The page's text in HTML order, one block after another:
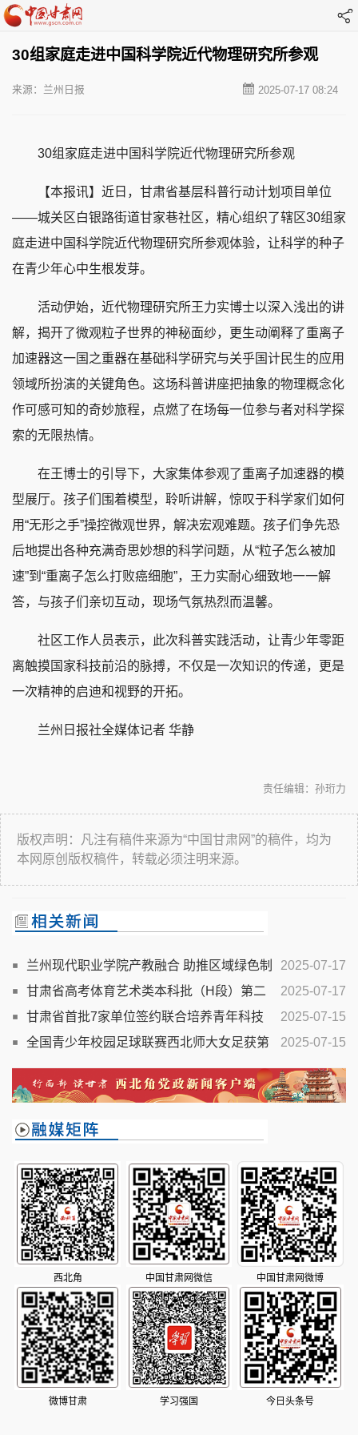
30组家庭走进中国科学院近代物理研究所参观
2025-07-17 08:24
来源：兰州日报
30组家庭走进中国科学院近代物理研究所参观
【本报讯】近日，甘肃省基层科普行动计划项目单位
——城关区白银路街道甘家巷社区，精心组织了辖区30组家
庭走进中国科学院近代物理研究所参观体验，让科学的种子
在青少年心中生根发芽。
活动伊始，近代物理研究所王力实博士以深入浅出的讲
解，揭开了微观粒子世界的神秘面纱，更生动阐释了重离子
加速器这一国之重器在基础科学研究与关乎国计民生的应用
领域所扮演的关键角色。这场科普讲座把抽象的物理概念化
作可感可知的奇妙旅程，点燃了在场每一位参与者对科学探
索的无限热情。
在王博士的引导下，大家集体参观了重离子加速器的模
型展厅。孩子们围着模型，聆听讲解，惊叹于科学家们如何
用“无形之手”操控微观世界，解决宏观难题。孩子们争先恐
后地提出各种充满奇思妙想的科学问题，从“粒子怎么被加
速”到“重离子怎么打败癌细胞”，王力实耐心细致地一一解
答，与孩子们亲切互动，现场气氛热烈而温馨。
社区工作人员表示，此次科普实践活动，让青少年零距
离触摸国家科技前沿的脉搏，不仅是一次知识的传递，更是
一次精神的启迪和视野的开拓。
兰州日报社全媒体记者 华静
责任编辑：孙珩力
版权声明：凡注有稿件来源为“中国甘肃网”的稿件，均为
本网原创版权稿件，转载必须注明来源。
2025-07-17
兰州现代职业学院产教融合 助推区域绿色制
造人才培养
2025-07-17
甘肃省高考体育艺术类本科批（H段）第二
次征集志愿开始
2025-07-15
甘肃省首批7家单位签约联合培养青年科技
人才
2025-07-15
全国青少年校园足球联赛西北师大女足获第
12名创历史最佳
西北角 中国甘肃网微信 中国甘肃网微博
微博甘肃 学习强国 今日头条号